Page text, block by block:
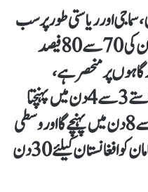
اور ریاستی طور پر سب
سے زیادہ نقصان میں ہے، افغانستان کی 70 سے 80 فیصد
پر منحصر ہے،
افغانستان میں سامان کراچی کے راستے 3 سے 4 دن میں پہنچتا
ہے جبکہ ایران کے راستے سے 6 سے 8 دن میں پہنچے گا اور وسطی
ایشیائی ممالک کے راستے تجارتی سامان کو افغانستان کیلئے 30 دن